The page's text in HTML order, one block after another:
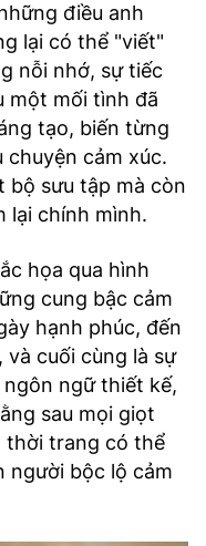
điều anh
lại có thể "viết"
nỗi nhớ, sự tiếc
một mối tình đã
tạo, biến từng
cảm xúc.
bộ sưu tập mà còn
lại chính mình.
họa qua hình
cung bậc cảm
hạnh phúc, đến
cuối cùng là sự
ngữ thiết kế,
sau mọi giọt
thời trang có thể
người bộc lộ cảm